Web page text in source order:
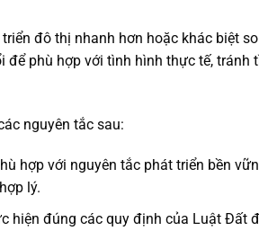
đô thị nhanh hơn hoặc khác biệt so
phù hợp với tình hình thực tế, tránh
nguyên tắc sau:
hợp với nguyên tắc phát triển bền
lý.
hiện đúng các quy định của Luật Đất